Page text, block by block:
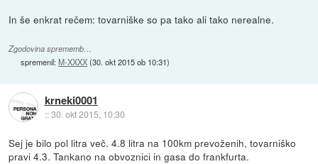
In še enkrat rečem: tovarniške so pa tako ali tako nerealne.
Zgodovina sprememb…
spremenil:M-XXXX(30. okt 2015 ob 10:31)
krneki0001
::30. okt 2015, 10:30
Sej je bilo pol litra več. 4.8 litra na 100km prevoženih, tovarniško
pravi 4.3. Tankano na obvoznici in gasa do frankfurta.